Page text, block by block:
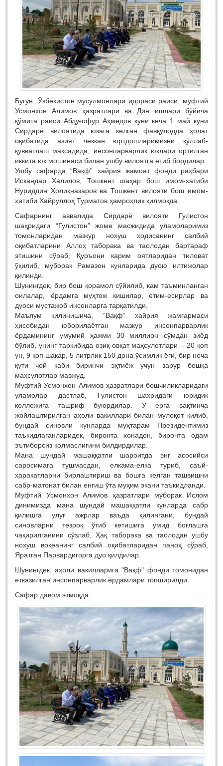
Бугун, Ўзбекистон мусулмонлари идораси раиси, муфтий
Усмонхон Алимов ҳазратлари ва Дин ишлари бўйича
қўмита раиси Абдуғофур Аҳмедов куни кеча 1 май куни
Сирдарё вилоятида юзага келган фавқулодда ҳолат
оқибатида азият чеккан юртдошларимизни қўллаб-
қувватлаш мақсадида, инсонпарварлик юклари ортилган
иккита юк мошинаси билан ушбу вилоятга етиб бордилар.
Ушбу сафарда “Вақф” хайрия жамоат фонди раҳбари
Искандар Халилов, Тошкент шаҳар бош имом-хатиби
Нуриддин Холиқназаров ва Тошкент вилояти бош имом-
хатиби Хайруллоҳ Турматов ҳамроҳлик қилмоқда.
Сафарнинг аввалида Сирдарё вилояти Гулистон
шаҳридаги “Гулистон” жоме масжидида уламоларимиз
томонларидан мазкур нохуш ҳодисанинг салбий
оқибатларини Аллоҳ таборака ва таолодан бартараф
этишини сўраб, Қуръони карим оятларидан тиловат
ўқилиб, муборак Рамазон кунларида дуою илтижолар
қилинди.
Шунингдек, бир бош қорамол сўйилиб, кам таъминланган
оилалар, ёрдамга муҳтож кишилар, етим-есирлар ва
дуоси мустажоб инсонларга тарқатилди.
Маълум қилинишича, “Вақф” хайрия жамғармаси
ҳисобидан юборилаётган мазкур инсонпарварлик
ёрдамининг умумий ҳажми 30 миллион сўмдан зиёд
бўлиб, унинг таркибида озиқ-овқат маҳсулотлари – 20 қоп
ун, 9 қоп шакар, 5 литрлик 150 дона ўсимлик ёғи, бир неча
қути чой каби биринчи эҳтиёж учун зарур бошқа
маҳсулотлар мавжуд.
Муфтий Усмонхон Алимов ҳазратлари бошчиликларидаги
уламолар дастлаб, Гулистон шаҳридаги юридик
коллежига ташриф буюрдилар. У ерга вақтинча
жойлаштирилган аҳоли вакиллари билан мулоқот қилиб,
бундай синовли кунларда муҳтарам Президентимиз
таъкидлаганларидек, биронта хонадон, биронта одам
эътиборсиз қолмаслигини билдирдилар.
Мана шундай машаққатли шароитда энг асосийси
саросимага тушмасдан, елкама-елка туриб, саъй-
ҳаракатларни бирлаштириш ва бошга келган ташвишни
сабр-матонат билан енгиш ўта муҳим экани таъкидланди.
Муфтий Усмонхон Алимов ҳазратлари муборак Ислом
динимизда мана шундай машаққатли кунларда сабр
қилишга улуғ ажрлар ваъда қилингани, бундай
синовларни тезроқ ўтиб кетишига умид боғлашга
чақирилганини сўзлаб, Ҳақ таборака ва таолодан ушбу
нохуш воқеанинг салбий оқибатларидан паноҳ сўраб,
Яратган Парвардигорга дуо қилдилар.
Шунингдек, аҳоли вакилларига "Вақф" фонди томонидан
етказилган инсонпарварлик ёрдамлари топширилди.
Сафар давом этмоқда.